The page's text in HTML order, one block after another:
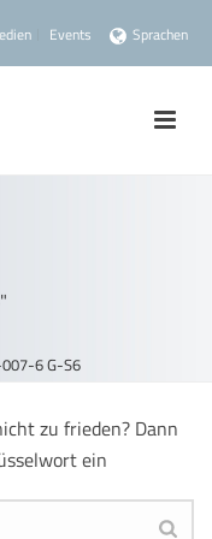
Events Sprachen
6 G-S6
zu frieden? Dann
ein